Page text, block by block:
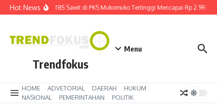
Lewati ke konten
Hot NewsHarga TBS Sawit di PKS Mukomuko Tertinggi Mencapai Rp 2.980 kg
Trendfokus
Menu
HOME ADVETORIAL DAERAH
HUKUM
NASIONAL
PEMERINTAHAN POLITIK